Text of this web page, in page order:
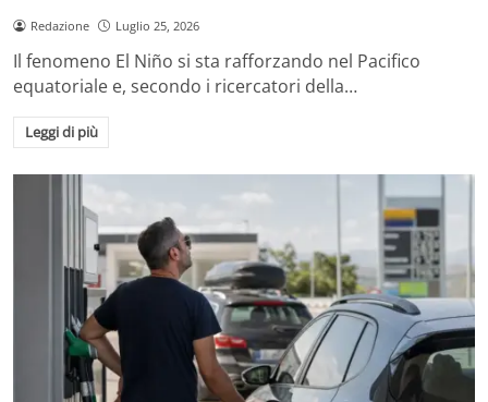
Redazione Luglio 25, 2026
Il fenomeno El Niño si sta rafforzando nel Pacifico
equatoriale e, secondo i ricercatori della…
Leggi di più